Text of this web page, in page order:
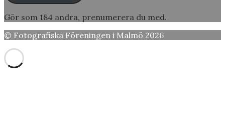
Gör som 184 andra, prenumerera du med.
© Fotografiska Föreningen i Malmö 2026